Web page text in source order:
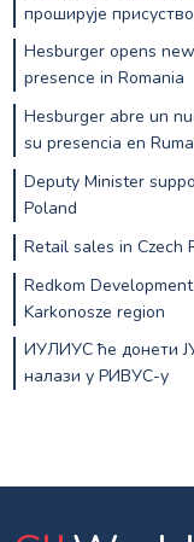
проширује
Hesburger opens
presence in Romania
Hesburger abre un
su presencia en
Deputy Minister
Poland
Retail sales in Czech
Redkom
Karkonosze region
ИУЛИУС ће донети
налази у РИВУС-у